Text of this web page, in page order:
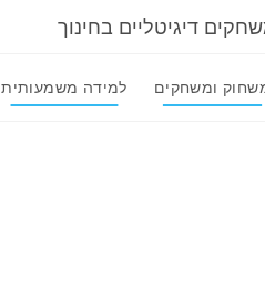
דיגיטליים בחינוך
ומשחקים למידה משמעותית